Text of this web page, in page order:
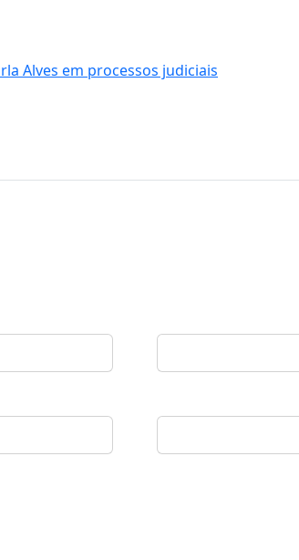
Alves em processos judiciais